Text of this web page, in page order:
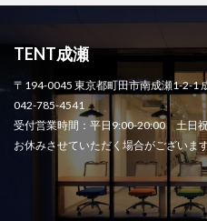
TENT成瀬
〒194-0045 東京都町田市南成瀬1-2-1
042-785-4541
受付営業時間：平日9:00-20:00 土日
お休みさせていただく場合がございます